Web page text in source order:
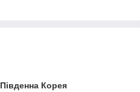
Південна Корея